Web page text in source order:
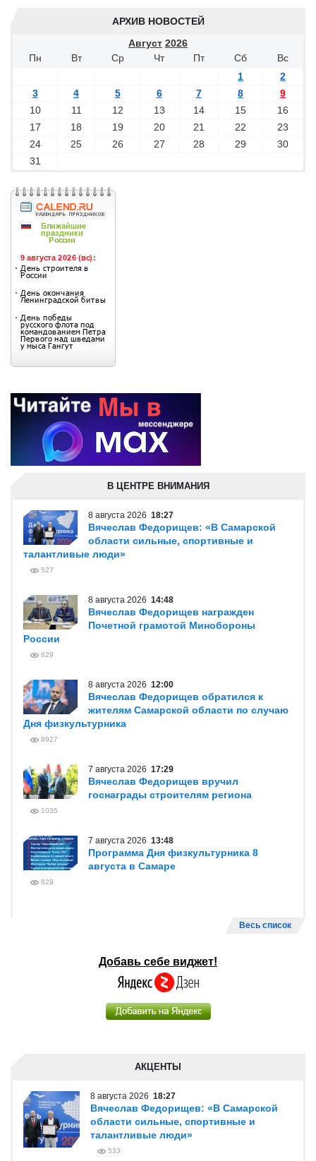
АРХИВ НОВОСТЕЙ
Август 2026
Пн
Вт Ср Чт Пт Сб
Вс
1
2
3
4 5 6 7 8
9
10
11 12 13 14 15
16
17
18 19 20 21 22
23
24
25 26 27 28 29
30
31
В ЦЕНТРЕ ВНИМАНИЯ
8 августа 2026 18:27
Вячеслав Федорищев: «В Самарской
области сильные, спортивные и
талантливые люди»
527
8 августа 2026 14:48
Вячеслав Федорищев награжден
Почетной грамотой Минобороны
России
629
8 августа 2026 12:00
Вячеслав Федорищев обратился к
жителям Самарской области по случаю
Дня физкультурника
8927
7 августа 2026 17:29
Вячеслав Федорищев вручил
госнаграды строителям региона
1035
7 августа 2026 13:48
Программа Дня физкультурника 8
августа в Самаре
829
Весь список
Добавь себе виджет!
АКЦЕНТЫ
8 августа 2026 18:27
Вячеслав Федорищев: «В Самарской
области сильные, спортивные и
талантливые люди»
533